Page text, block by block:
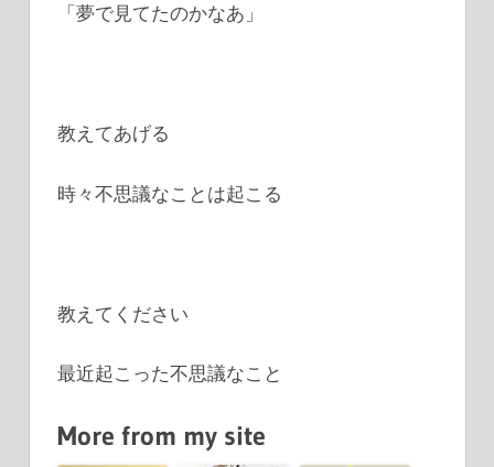
「夢で見てたのかなあ」
教えてあげる
時々不思議なことは起こる
教えてください
最近起こった不思議なこと
More from my site